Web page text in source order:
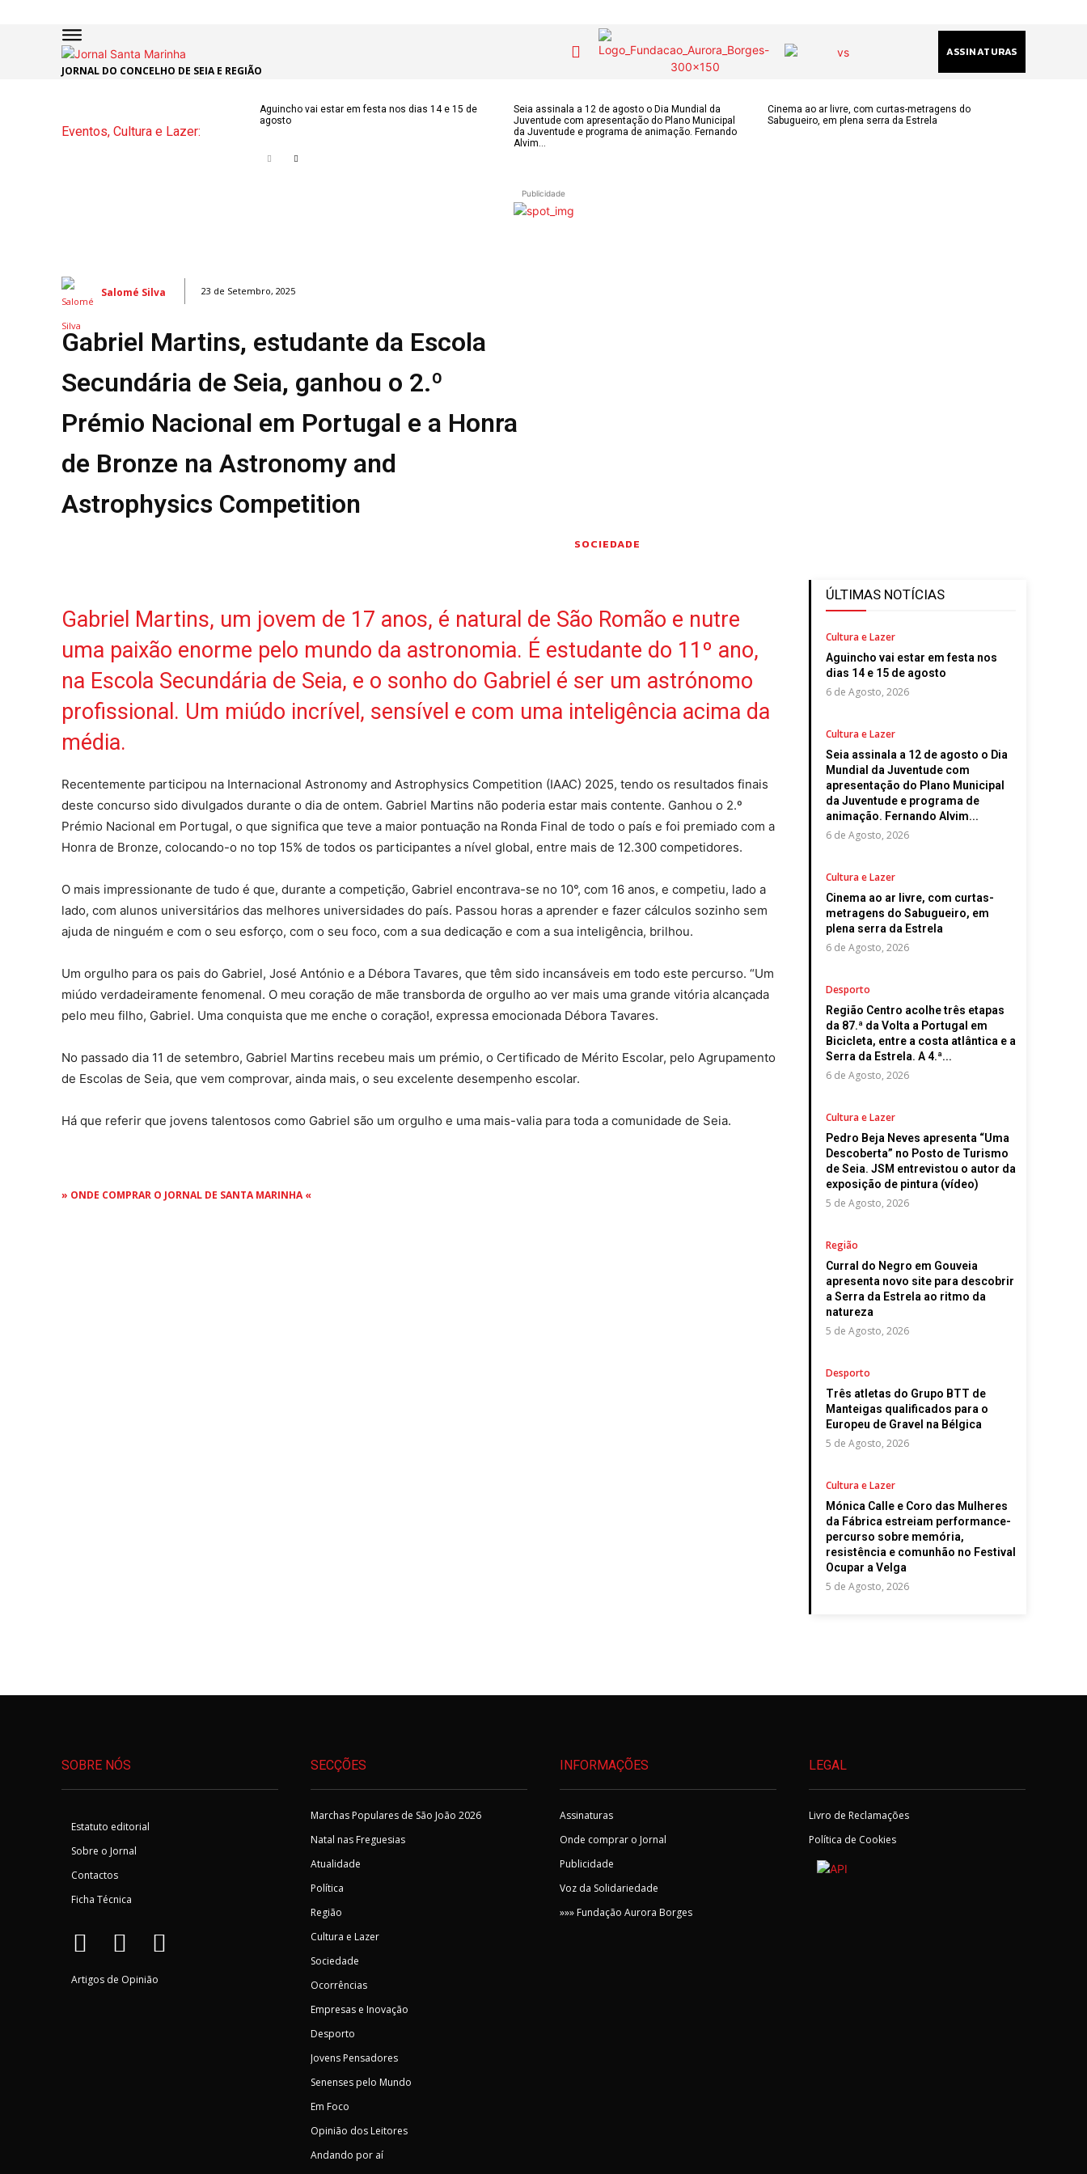
ÚLTIMAS
ATUALIDADE
REGIÃO
SOCIEDADE
OCORRÊNCIAS
EMPRESAS E INOVAÇÃO
DESPORTO
OPINIÃO DOS LEITORES
EM LUTO
COLUNISTAS do
Onde comprar o Jornal
em Seia
Contactos
Estatuto editorial Sobre o Jornal Contactos Ficha Técnica
JORNAL DO CONCELHO DE SEIA E REGIÃO
ASSINATURAS
Eventos, Cultura e Lazer:
Aguincho vai estar em festa nos dias 14 e 15 de
agosto
Seia assinala a 12 de agosto o Dia Mundial da
Juventude com apresentação do Plano Municipal
da Juventude e programa de animação. Fernando
Alvim...
Cinema ao ar livre, com curtas-metragens do
Sabugueiro, em plena serra da Estrela
Publicidade
Salomé Silva 23 de Setembro, 2025
Gabriel Martins, estudante da Escola
Secundária de Seia, ganhou o 2.º
Prémio Nacional em Portugal e a Honra
de Bronze na Astronomy and
Astrophysics Competition
SOCIEDADE
Gabriel Martins, um jovem de 17 anos, é natural de São Romão e nutre
uma paixão enorme pelo mundo da astronomia. É estudante do 11º ano,
na Escola Secundária de Seia, e o sonho do Gabriel é ser um astrónomo
profissional. Um miúdo incrível, sensível e com uma inteligência acima da
média.
Recentemente participou na Internacional Astronomy and Astrophysics Competition (IAAC) 2025, tendo os resultados finais
deste concurso sido divulgados durante o dia de ontem. Gabriel Martins não poderia estar mais contente. Ganhou o 2.º
Prémio Nacional em Portugal, o que significa que teve a maior pontuação na Ronda Final de todo o país e foi premiado com a
Honra de Bronze, colocando-o no top 15% de todos os participantes a nível global, entre mais de 12.300 competidores.
O mais impressionante de tudo é que, durante a competição, Gabriel encontrava-se no 10°, com 16 anos, e competiu, lado a
lado, com alunos universitários das melhores universidades do país. Passou horas a aprender e fazer cálculos sozinho sem
ajuda de ninguém e com o seu esforço, com o seu foco, com a sua dedicação e com a sua inteligência, brilhou.
Um orgulho para os pais do Gabriel, José António e a Débora Tavares, que têm sido incansáveis em todo este percurso. “Um
miúdo verdadeiramente fenomenal. O meu coração de mãe transborda de orgulho ao ver mais uma grande vitória alcançada
pelo meu filho, Gabriel. Uma conquista que me enche o coração!, expressa emocionada Débora Tavares.
No passado dia 11 de setembro, Gabriel Martins recebeu mais um prémio, o Certificado de Mérito Escolar, pelo Agrupamento
de Escolas de Seia, que vem comprovar, ainda mais, o seu excelente desempenho escolar.
Há que referir que jovens talentosos como Gabriel são um orgulho e uma mais-valia para toda a comunidade de Seia.
» ONDE COMPRAR O JORNAL DE SANTA MARINHA «
ÚLTIMAS NOTÍCIAS
Cultura e Lazer
Aguincho vai estar em festa nos
dias 14 e 15 de agosto
6 de Agosto, 2026
Cultura e Lazer
Seia assinala a 12 de agosto o Dia
Mundial da Juventude com
apresentação do Plano Municipal
da Juventude e programa de
animação. Fernando Alvim...
6 de Agosto, 2026
Cultura e Lazer
Cinema ao ar livre, com curtas-
metragens do Sabugueiro, em
plena serra da Estrela
6 de Agosto, 2026
Desporto
Região Centro acolhe três etapas
da 87.ª da Volta a Portugal em
Bicicleta, entre a costa atlântica e a
Serra da Estrela. A 4.ª...
6 de Agosto, 2026
Cultura e Lazer
Pedro Beja Neves apresenta “Uma
Descoberta” no Posto de Turismo
de Seia. JSM entrevistou o autor da
exposição de pintura (vídeo)
5 de Agosto, 2026
Região
Curral do Negro em Gouveia
apresenta novo site para descobrir
a Serra da Estrela ao ritmo da
natureza
5 de Agosto, 2026
Desporto
Três atletas do Grupo BTT de
Manteigas qualificados para o
Europeu de Gravel na Bélgica
5 de Agosto, 2026
Cultura e Lazer
Mónica Calle e Coro das Mulheres
da Fábrica estreiam performance-
percurso sobre memória,
resistência e comunhão no Festival
Ocupar a Velga
5 de Agosto, 2026
SOBRE NÓS
Estatuto editorial
Sobre o Jornal
Contactos
Ficha Técnica
Artigos de Opinião
SECÇÕES
Marchas Populares de São João 2026
Natal nas Freguesias
Atualidade
Política
Região
Cultura e Lazer
Sociedade
Ocorrências
Empresas e Inovação
Desporto
Jovens Pensadores
Senenses pelo Mundo
Em Foco
Opinião dos Leitores
Andando por aí
INFORMAÇÕES
Assinaturas
Onde comprar o Jornal
Publicidade
Voz da Solidariedade
»»» Fundação Aurora Borges
LEGAL
Livro de Reclamações
Política de Cookies